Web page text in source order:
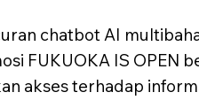
chatbot AI
FUKUOKA IS OPEN
akses terhadap